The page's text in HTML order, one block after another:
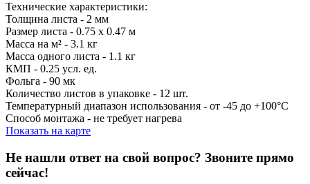
Технические характеристики:
Толщина листа - 2 мм
Размер листа - 0.75 x 0.47 м
Масса на м² - 3.1 кг
Масса одного листа - 1.1 кг
КМП - 0.25 усл. ед.
Фольга - 90 мк
Количество листов в упаковке - 12 шт.
Температурный диапазон использования - от -45 до +100°С
Способ монтажа - не требует нагрева
Показать на карте
Не нашли ответ на свой вопрос? Звоните прямо
сейчас!